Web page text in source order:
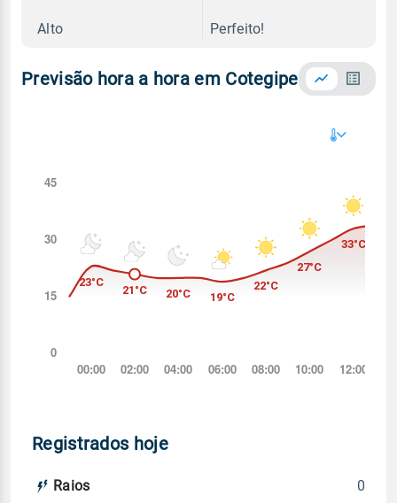
Alto Perfeito!
Previsão hora a hora em Cotegipe
Registrados hoje
Raios 0